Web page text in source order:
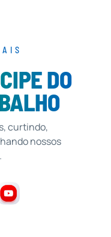
DO
curtindo,
nossos